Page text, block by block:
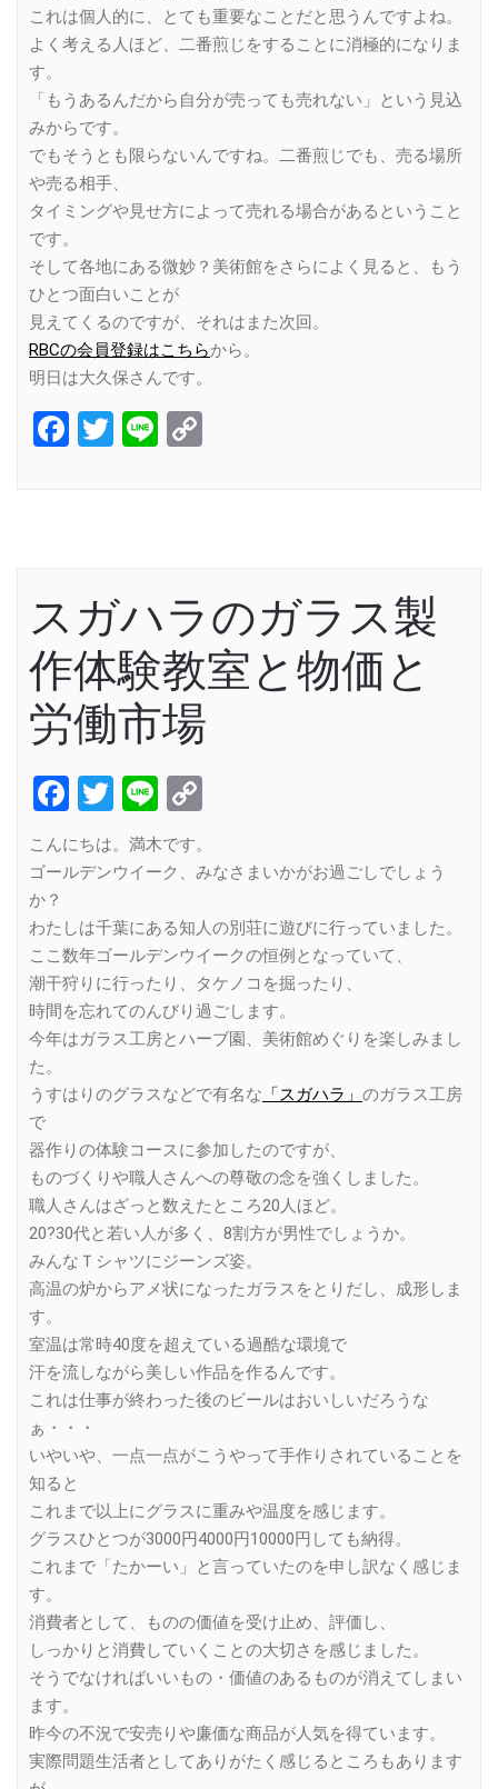
これは個人的に、とても重要なことだと思うんですよね。
よく考える人ほど、二番煎じをすることに消極的になりま
す。
「もうあるんだから自分が売っても売れない」という見込
みからです。
でもそうとも限らないんですね。二番煎じでも、売る場所
や売る相手、
タイミングや見せ方によって売れる場合があるということ
です。
そして各地にある微妙？美術館をさらによく見ると、もう
ひとつ面白いことが
見えてくるのですが、それはまた次回。
RBCの会員登録はこちらから。
明日は大久保さんです。
Facebook
Twitter
Line
スガハラのガラス製
作体験教室と物価と
労働市場
Facebook
Twitter
Line
こんにちは。満木です。
ゴールデンウイーク、みなさまいかがお過ごしでしょう
か？
わたしは千葉にある知人の別荘に遊びに行っていました。
ここ数年ゴールデンウイークの恒例となっていて、
潮干狩りに行ったり、タケノコを掘ったり、
時間を忘れてのんびり過ごします。
今年はガラス工房とハーブ園、美術館めぐりを楽しみまし
た。
うすはりのグラスなどで有名な 「スガハラ」 のガラス工房
で
器作りの体験コースに参加したのですが、
ものづくりや職人さんへの尊敬の念を強くしました。
職人さんはざっと数えたところ20人ほど。
20?30代と若い人が多く、8割方が男性でしょうか。
みんなＴシャツにジーンズ姿。
高温の炉からアメ状になったガラスをとりだし、成形しま
す。
室温は常時40度を超えている過酷な環境で
汗を流しながら美しい作品を作るんです。
これは仕事が終わった後のビールはおいしいだろうな
ぁ・・・
いやいや、一点一点がこうやって手作りされていることを
知ると
これまで以上にグラスに重みや温度を感じます。
グラスひとつが3000円4000円10000円しても納得。
これまで「たかーい」と言っていたのを申し訳なく感じま
す。
消費者として、ものの価値を受け止め、評価し、
しっかりと消費していくことの大切さを感じました。
そうでなければいいもの・価値のあるものが消えてしまい
ます。
昨今の不況で安売りや廉価な商品が人気を得ています。
実際問題生活者としてありがたく感じるところもあります